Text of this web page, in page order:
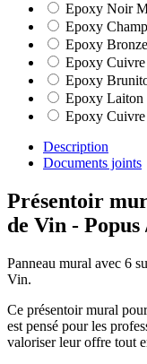
Epoxy Noir
Epoxy
Epoxy
Epoxy
Epoxy
Epoxy Laiton
Epoxy
Description
Documents joints
Présentoir
de Vin - Popus
Panneau mural avec 6
Vin.
Ce présentoir mural
est pensé pour les
valoriser leur offre tout